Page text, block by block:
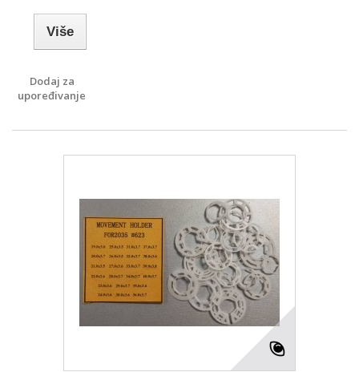
Više
Dodaj za
upoređivanje